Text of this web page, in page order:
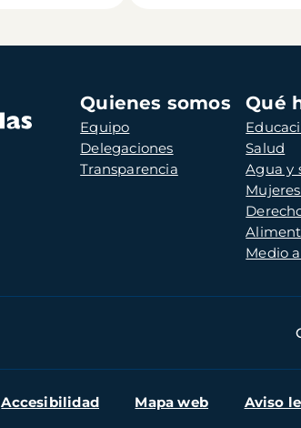
Navegación
principal
Quienes somos
Equipo
Delegaciones
Transparencia
Qué
Salud
Agua y
Medio
Accesibilidad Mapa web Aviso